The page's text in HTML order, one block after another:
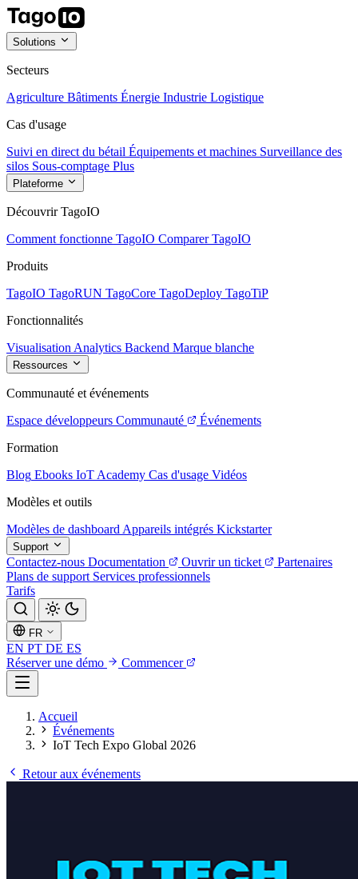
Solutions
Secteurs
Agriculture Bâtiments Énergie Industrie Logistique
Cas d'usage
Suivi en direct du bétail Équipements et machines Surveillance des
silos Sous-comptage Plus
Plateforme
Découvrir TagoIO
Comment fonctionne TagoIO Comparer TagoIO
Produits
TagoIO TagoRUN TagoCore TagoDeploy TagoTiP
Fonctionnalités
Visualisation Analytics Backend Marque blanche
Ressources
Communauté et événements
Espace développeurs Communauté
Événements
Formation
Blog Ebooks IoT Academy Cas d'usage Vidéos
Modèles et outils
Modèles de dashboard Appareils intégrés Kickstarter
Support
Contactez-nous Documentation Ouvrir un ticket
Partenaires
Plans de support Services professionnels
Tarifs
FR
EN PT DE ES
Réserver une démo
Commencer
Accueil
Événements
IoT Tech Expo Global 2026
Retour aux événements